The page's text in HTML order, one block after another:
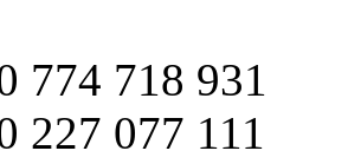
774 718 931
227 077 111